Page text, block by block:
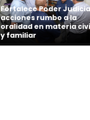
Fortalece Poder
acciones rumbo a la
oralidad en materia
y familiar